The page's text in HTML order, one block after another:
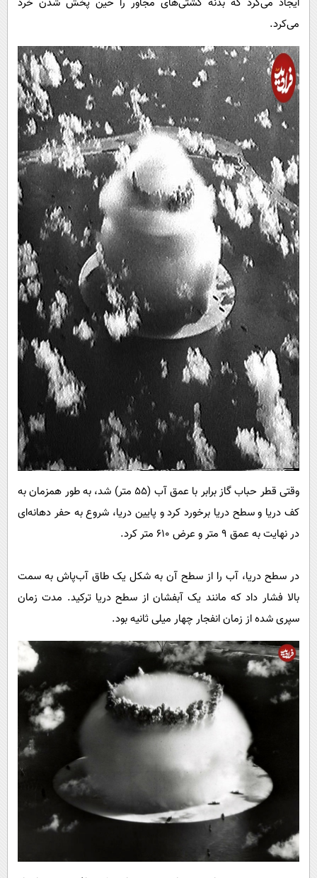
می‌کرد.
وقتی قطر حباب گاز برابر با عمق آب (۵۵ متر) شد، به طور همزمان به
کف دریا و سطح دریا برخورد کرد و پایین دریا، شروع به حفر دهانه‌ای
در نهایت به عمق ۹ متر و عرض ۶۱۰ متر کرد.
در سطح دریا، آب را از سطح آن به شکل یک طاق آب‌پاش به سمت
بالا فشار داد که مانند یک آبفشان از سطح دریا ترکید. مدت زمان
سپری شده از زمان انفجار چهار میلی ثانیه بود.